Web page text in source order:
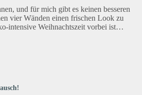
und für mich gibt es keinen besseren
vier Wänden einen frischen Look zu
intensive Weihnachtszeit vorbei ist…